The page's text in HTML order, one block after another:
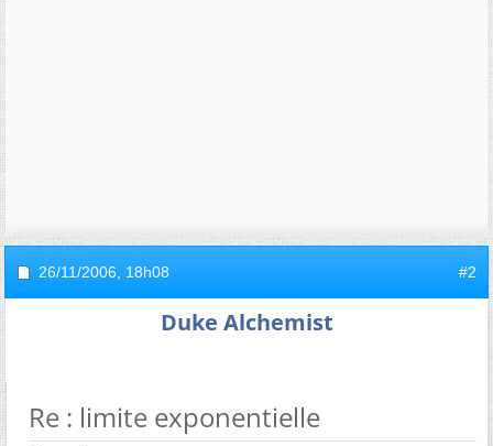
26/11/2006, 18h08 #2
Duke Alchemist
Re : limite exponentielle